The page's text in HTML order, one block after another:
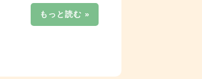
もっと読む »